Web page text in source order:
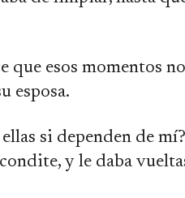
que esos momentos
esposa.
ellas si dependen de
y le daba